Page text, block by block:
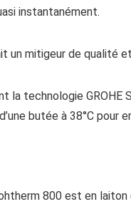
instantanément.
un mitigeur de qualité
la technologie
butée à 38°C pour
800 est en